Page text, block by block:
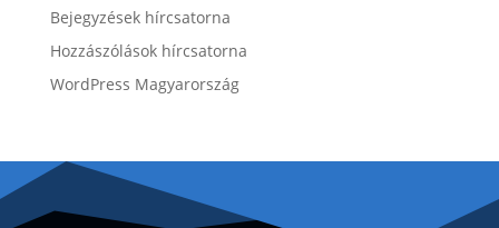
Bejegyzések hírcsatorna
Hozzászólások hírcsatorna
WordPress Magyarország